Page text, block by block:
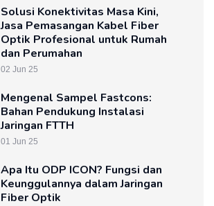
Solusi Konektivitas Masa Kini,
Jasa Pemasangan Kabel Fiber
Optik Profesional untuk Rumah
dan Perumahan
02 Jun 25
Mengenal Sampel Fastcons:
Bahan Pendukung Instalasi
Jaringan FTTH
01 Jun 25
Apa Itu ODP ICON? Fungsi dan
Keunggulannya dalam Jaringan
Fiber Optik